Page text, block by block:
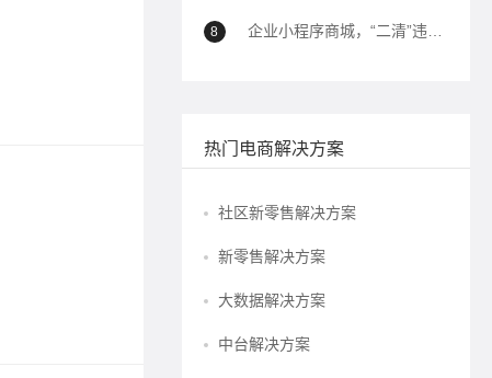
8 企业小程序商城，“二清”违规封禁的解决方案
热门电商解决方案
社区新零售解决方案
新零售解决方案
大数据解决方案
中台解决方案